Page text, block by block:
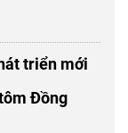
triển mới
Đồng